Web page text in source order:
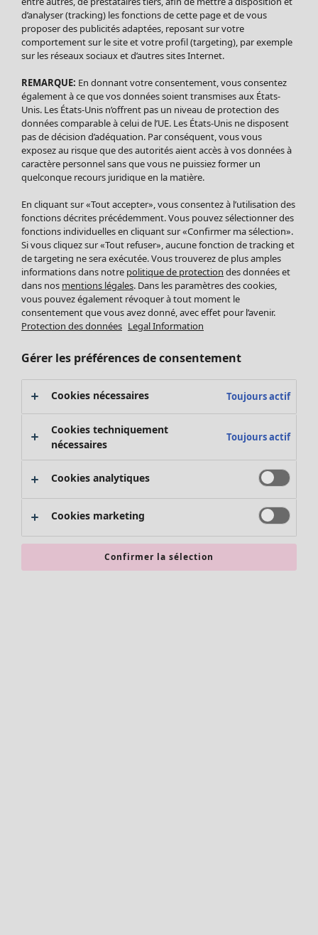
Soldes Vêtements
Tous les vêtements
Robes
Tuniques
Blouses
Tops
Gilets
Pantalon
Jupes
Leggings et collants
Accessoires
Chaussures
Vêtements de bain
Basics
Soldes Mobilier
Bonnes affaires déco
Décoration
Textiles
Tapis
Éponge
Promos SOLDES
Les promos de Gudrun Sjödén
Nouvel arrivage
Bonnes affaires en soldes - jusqu'à -70
d’analyser (tracking) les fonctions de cette page et de vous
proposer des publicités adaptées, reposant sur votre
comportement sur le site et votre profil (targeting), par exemple
sur les réseaux sociaux et d’autres sites Internet.
REMARQUE: En donnant votre consentement, vous consentez
également à ce que vos données soient transmises aux États-
Unis. Les États-Unis n’offrent pas un niveau de protection des
données comparable à celui de l’UE. Les États-Unis ne disposent
pas de décision d’adéquation. Par conséquent, vous vous
exposez au risque que des autorités aient accès à vos données à
caractère personnel sans que vous ne puissiez former un
quelconque recours juridique en la matière.
En cliquant sur «Tout accepter», vous consentez à l’utilisation des
fonctions décrites précédemment. Vous pouvez sélectionner des
fonctions individuelles en cliquant sur «Confirmer ma sélection».
Si vous cliquez sur «Tout refuser», aucune fonction de tracking et
de targeting ne sera exécutée. Vous trouverez de plus amples
informations dans notre politique de protection des données et
dans nos mentions légales. Dans les paramètres des cookies,
vous pouvez également révoquer à tout moment le
consentement que vous avez donné, avec effet pour l’avenir.
Protection des données Legal Information
Gérer les préférences de consentement
Cookies nécessaires Toujours actif
Cookies techniquement
nécessaires
Toujours actif
Cookies analytiques
Cookies marketing
Confirmer la sélection